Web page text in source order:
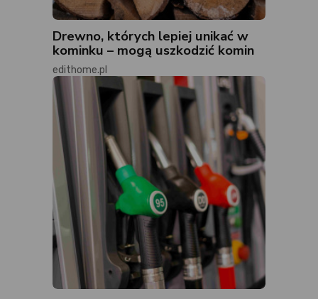
Drewno, których lepiej unikać w
kominku – mogą uszkodzić komin
edithome.pl